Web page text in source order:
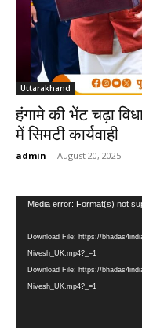
Uttarakhand
हंगामे की भेंट चढ़ा
में सिमटी कार्यवाही
admin - August 20, 2025
Video
Media error: Format(s) not
Download File: https://
Nivesh_UK.mp4?_=1
Download File: https://
Nivesh_UK.mp4?_=1